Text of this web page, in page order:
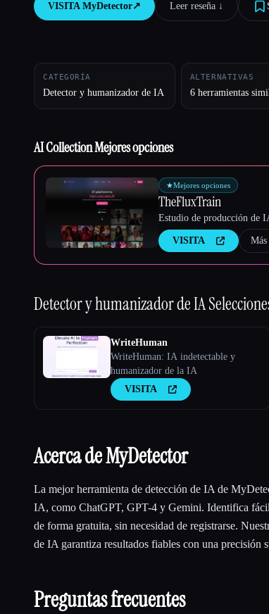
VISITA MyDetector↗︎ Leer reseña ↓︎
CATEGORÍA
Detector y humanizador de IA
ALTERNATIVAS
6 herramientas
AI Collection Mejores opciones
★Mejores opciones
TheFluxTrain
Estudio de producción de
VISITA Más
Detector y humanizador de IA
WriteHuman
WriteHuman: IA indetectable y
humanizador de la IA
VISITA
Acerca de MyDetector
La mejor herramienta de detección de IA de
IA, como ChatGPT, GPT-4 y Gemini. Identifica
de forma gratuita, sin necesidad de registrarse.
de IA garantiza resultados fiables con una precisión
Preguntas frecuentes